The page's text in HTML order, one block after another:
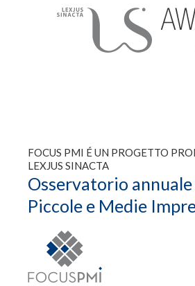
FOCUS PMI É UN PROGETTO
LEXJUS SINACTA
Osservatorio
Piccole e Medie